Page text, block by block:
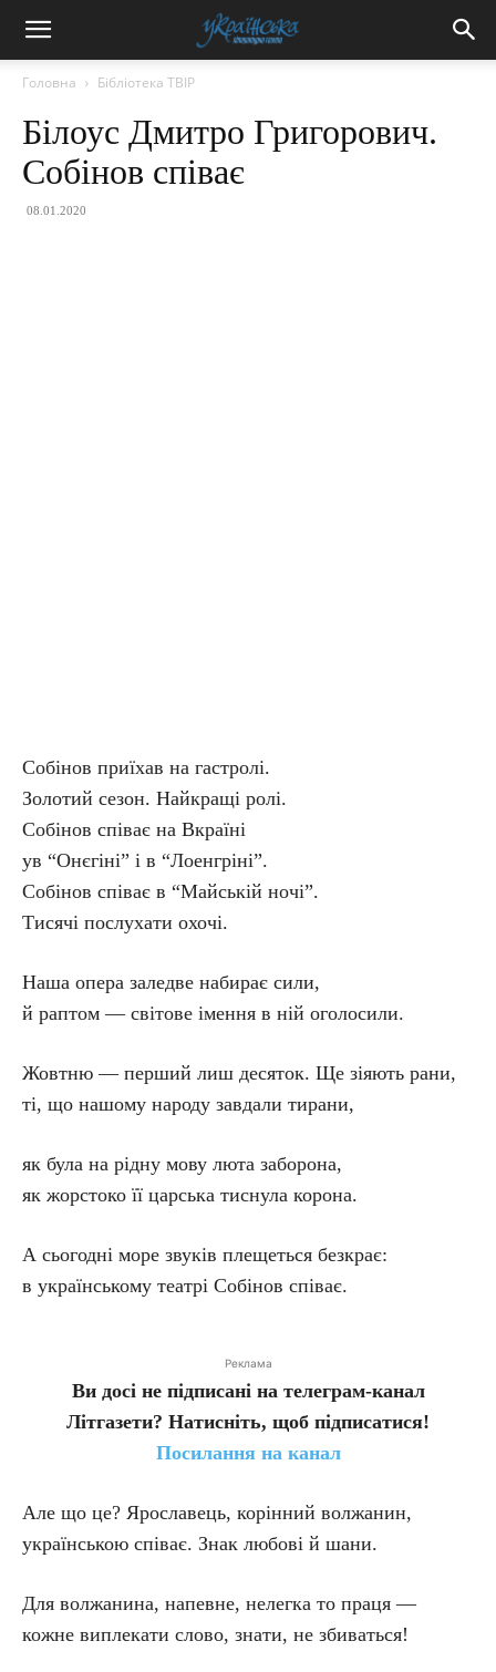
Головна Бібліотека ТВІР
Білоус Дмитро Григорович.
Собінов співає
08.01.2020
Cобінов приїхав на гастролі.
Золотий сезон. Найкращі ролі.
Собінов співає на Вкраїні
ув “Онєгіні” і в “Лоенгріні”.
Собінов співає в “Майській ночі”.
Тисячі послухати охочі.
Наша опера заледве набирає сили,
й раптом — світове імення в ній оголосили.
Жовтню — перший лиш десяток. Ще зіяють рани,
ті, що нашому народу завдали тирани,
як була на рідну мову люта заборона,
як жорстоко її царська тиснула корона.
А сьогодні море звуків плещеться безкрає:
в українському театрі Собінов співає.
Реклама
Ви досі не підписані на телеграм-канал
Літгазети? Натисніть, щоб підписатися!
Посилання на канал
Але що це? Ярославець, корінний волжанин,
українською співає. Знак любові й шани.
Для волжанина, напевне, нелегка то праця —
кожне виплекати слово, знати, не збиваться!